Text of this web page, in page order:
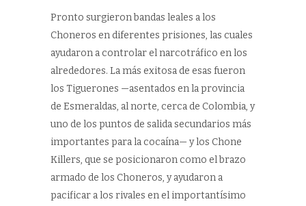
Pronto surgieron bandas leales a los
Choneros en diferentes prisiones, las cuales
ayudaron a controlar el narcotráfico en los
alrededores. La más exitosa de esas fueron
los Tiguerones —asentados en la provincia
de Esmeraldas, al norte, cerca de Colombia, y
uno de los puntos de salida secundarios más
importantes para la cocaína— y los Chone
Killers, que se posicionaron como el brazo
armado de los Choneros, y ayudaron a
pacificar a los rivales en el importantísimo